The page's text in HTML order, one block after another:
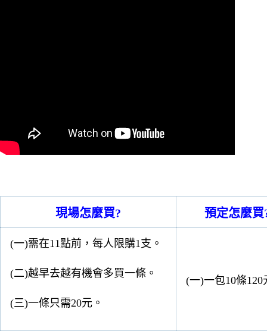
現場怎麼買? 預定怎麼買
(一)需在11點前，每人限購1支。
(二)越早去越有機會多買一條。
(三)一條只需20元。
(一)一包10條120